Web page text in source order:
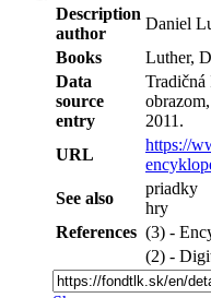
Description
author
Daniel
Books
Luther,
Data
source
entry
Tradičná
2011.
URL
https://
See also
priadky
hry
References (3) -
(2) -